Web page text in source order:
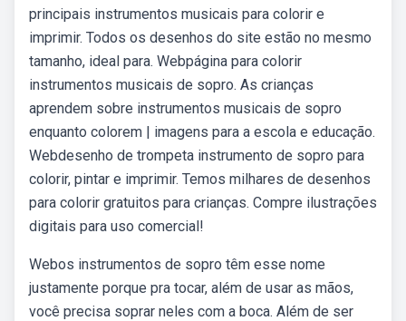
principais instrumentos musicais para colorir e
imprimir. Todos os desenhos do site estão no mesmo
tamanho, ideal para. Webpágina para colorir
instrumentos musicais de sopro. As crianças
aprendem sobre instrumentos musicais de sopro
enquanto colorem | imagens para a escola e educação.
Webdesenho de trompeta instrumento de sopro para
colorir, pintar e imprimir. Temos milhares de desenhos
para colorir gratuitos para crianças. Compre ilustrações
digitais para uso comercial!
Webos instrumentos de sopro têm esse nome
justamente porque pra tocar, além de usar as mãos,
você precisa soprar neles com a boca. Além de ser